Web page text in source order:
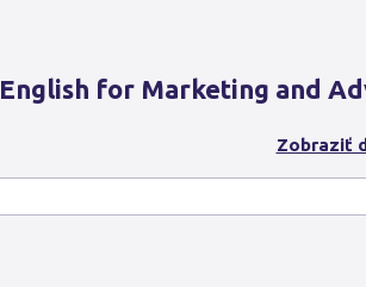
English for Marketing and
Zobraziť